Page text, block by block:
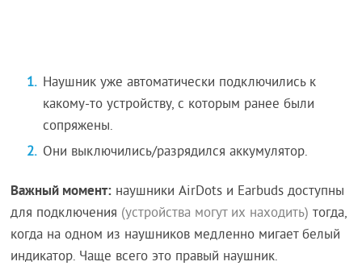
Наушник уже автоматически подключились к
какому-то устройству, с которым ранее были
сопряжены.
Они выключились/разрядился аккумулятор.
Важный момент: наушники AirDots и Earbuds доступны
для подключения (устройства могут их находить) тогда,
когда на одном из наушников медленно мигает белый
индикатор. Чаще всего это правый наушник.